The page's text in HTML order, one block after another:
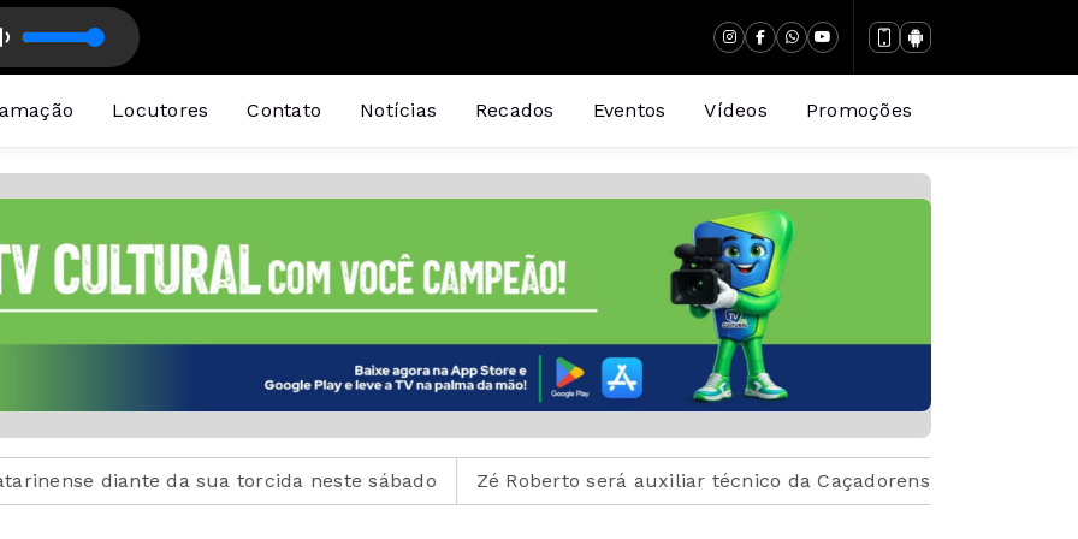
Locutores Contato Notícias Recados Eventos Vídeos Promoções
da sua torcida neste sábado Zé Roberto será auxiliar técnico da Caçadorense Jaqueline Reihmers